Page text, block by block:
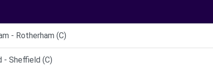
- Rotherham (C)
- Sheffield (C)